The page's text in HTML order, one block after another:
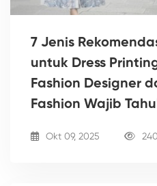
7 Jenis
untuk Dress
Fashion Designer
Fashion Wajib
Okt 09, 2025